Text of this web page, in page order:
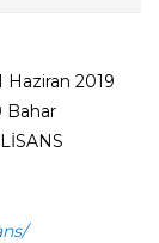
Haziran 2019
Bahar